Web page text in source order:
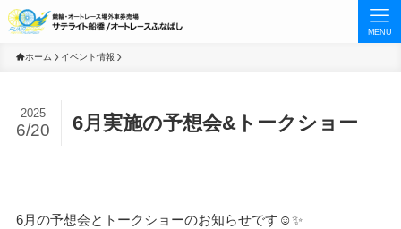
MENU
ホーム イベント情報
6月実施の予想会&トークショー
2025
6/20
6月の予想会とトークショーのお知らせです☺️✨